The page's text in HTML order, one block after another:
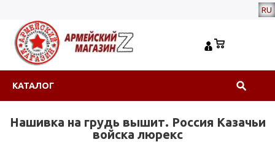
RU
КАТАЛОГ
Нашивка на грудь вышит. Россия Казачьи
войска люрекс